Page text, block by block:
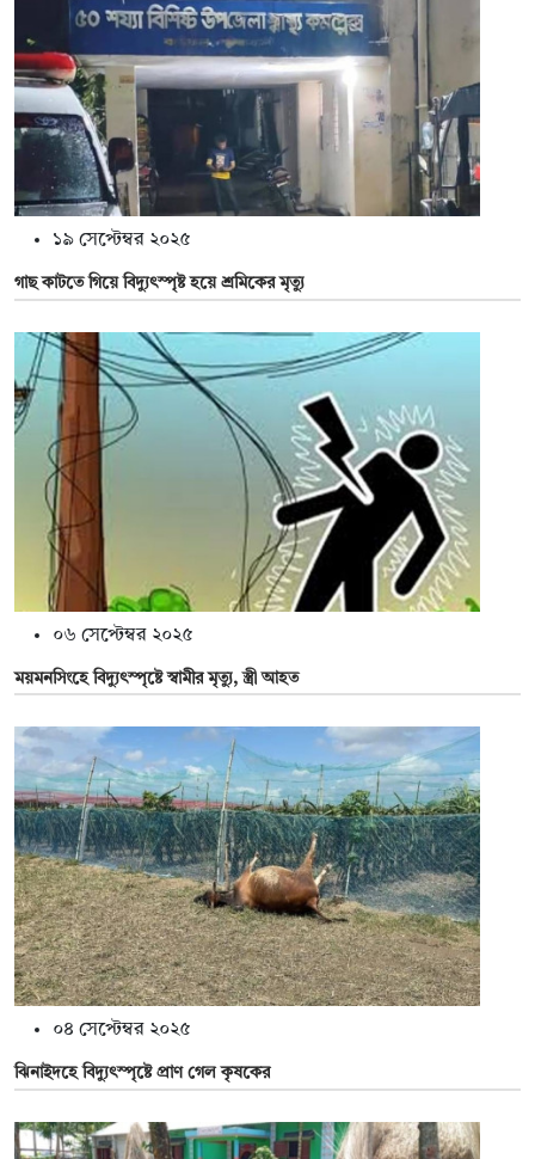
১৯ সেপ্টেম্বর ২০২৫
গাছ কাটতে গিয়ে বিদ্যুৎস্পৃষ্ট হয়ে শ্রমিকের মৃত্যু
০৬ সেপ্টেম্বর ২০২৫
ময়মনসিংহে বিদ্যুৎস্পৃষ্টে স্বামীর মৃত্যু, স্ত্রী আহত
০৪ সেপ্টেম্বর ২০২৫
ঝিনাইদহে বিদ্যুৎস্পৃষ্টে প্রাণ গেল কৃষকের